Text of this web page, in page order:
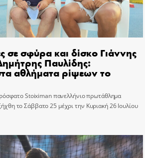
σε σφύρα και δίσκο Γιάννης
Παυλίδης:
αθλήματα ρίψεων το
Stoiximan πανελλήνιο πρωτάθλημα
το Σάββατο 25 μέχρι την Κυριακή 26 Ιουλίου